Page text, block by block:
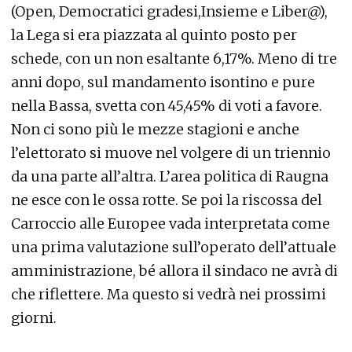
(Open, Democratici gradesi,Insieme e Liber@),
la Lega si era piazzata al quinto posto per
schede, con un non esaltante 6,17%. Meno di tre
anni dopo, sul mandamento isontino e pure
nella Bassa, svetta con 45,45% di voti a favore.
Non ci sono più le mezze stagioni e anche
l’elettorato si muove nel volgere di un triennio
da una parte all’altra. L’area politica di Raugna
ne esce con le ossa rotte. Se poi la riscossa del
Carroccio alle Europee vada interpretata come
una prima valutazione sull’operato dell’attuale
amministrazione, bé allora il sindaco ne avrà di
che riflettere. Ma questo si vedrà nei prossimi
giorni.